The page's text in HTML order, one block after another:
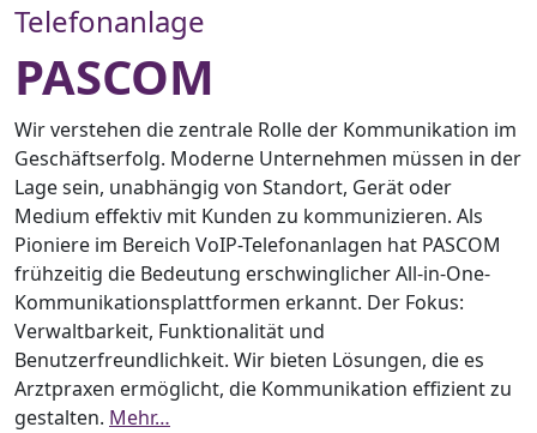
Telefonanlage
PASCOM
Wir verstehen die zentrale Rolle der Kommunikation im
Geschäftserfolg. Moderne Unternehmen müssen in der
Lage sein, unabhängig von Standort, Gerät oder
Medium effektiv mit Kunden zu kommunizieren. Als
Pioniere im Bereich VoIP-Telefonanlagen hat PASCOM
frühzeitig die Bedeutung erschwinglicher All-in-One-
Kommunikationsplattformen erkannt. Der Fokus:
Verwaltbarkeit, Funktionalität und
Benutzerfreundlichkeit. Wir bieten Lösungen, die es
Arztpraxen ermöglicht, die Kommunikation effizient zu
gestalten. Mehr…